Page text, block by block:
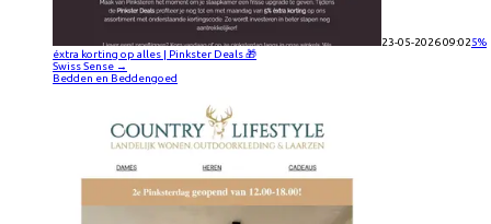
23-05-2026 09:025%
éxtra korting op alles | Pinkster Deals 🎁
Swiss Sense →
Bedden en Beddengoed